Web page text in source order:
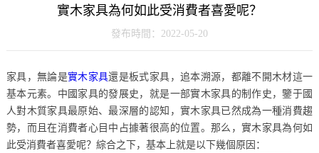
實木家具為何如此受消費者喜愛呢？
發布時間：2022-05-20
家具，無論是實木家具還是板式家具，追本溯源，都離不開木材這一
基本元素。中國家具的發展史，就是一部實木家具的制作史，鑒于國
人對木質家具最原始、最深層的認知，實木家具已然成為一種消費趨
勢，而且在消費者心目中占據著很高的位置。那么，實木家具為何如
此受消費者喜愛呢？綜合之下，基本上就是以下幾個原因：